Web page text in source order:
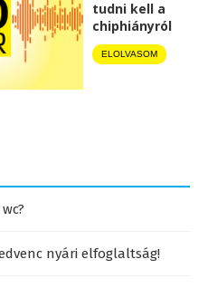
tudni kell a
chiphiányról
ELOLVASOM
nyári elfoglaltság!